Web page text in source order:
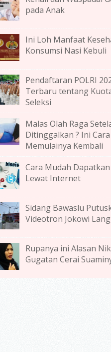
pada Anak
Ini Loh Manfaat
Konsumsi Nasi Kebuli
Pendaftaran POLRI
Terbaru tentang
Seleksi
Malas Olah Raga
Ditinggalkan ? Ini
Memulainya Kembali
Cara Mudah
Lewat Internet
Sidang Bawaslu
Videotron Jokowi
Rupanya ini Alasan
Gugatan Cerai